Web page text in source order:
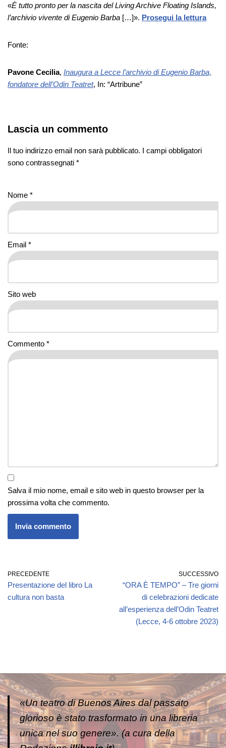
«È tutto pronto per la nascita del Living Archive Floating Islands,
l’archivio vivente di Eugenio Barba […]». Prosegui la lettura
Fonte:
Pavone Cecilia, Inaugura a Lecce l’archivio di Eugenio Barba,
fondatore dell’Odin Teatret, In: “Artribune”
Lascia un commento
Il tuo indirizzo email non sarà pubblicato. I campi obbligatori
sono contrassegnati *
Nome *
Email *
Sito web
Commento *
Salva il mio nome, email e sito web in questo browser per la
prossima volta che commento.
PRECEDENTE
Presentazione del libro La
cultura non basta
SUCCESSIVO
“ORA È TEMPO” – Tre giorni
di celebrazioni dedicate
all’esperienza dell’Odin Teatret
(Lecce, 4-6 ottobre 2023)
«Un teatro di Buenos Aires dal passato
glorioso è stato trasformato in una libreria
unica nel suo genere». (a cura della